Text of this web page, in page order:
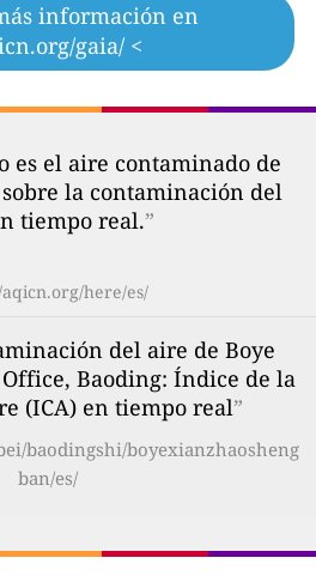
información en
gaia/ <
es el aire contaminado de
la contaminación del
tiempo real.”
here/es/
del aire de Boye
Baoding: Índice de la
(ICA) en tiempo real”
baodingshi/boyexianzhaosheng
ban/es/